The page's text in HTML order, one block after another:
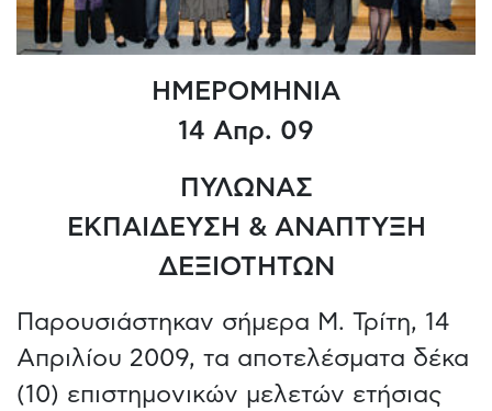
ΗΜΕΡΟΜΗΝΙΑ
14 Απρ. 09
ΠΥΛΩΝΑΣ
ΕΚΠΑΙΔΕΥΣΗ & ΑΝΑΠΤΥΞΗ
ΔΕΞΙΟΤΗΤΩΝ
Παρουσιάστηκαν σήμερα Μ. Τρίτη, 14
Απριλίου 2009, τα αποτελέσματα δέκα
(10) επιστημονικών μελετών ετήσιας